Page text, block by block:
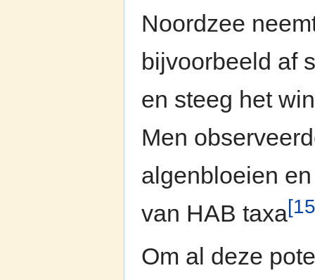
Noordzee
bijvoorbeeld af
en steeg het
Men
algenbloeien
van HAB taxa
Om al deze